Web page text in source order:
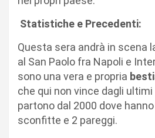
Statistiche e Precedenti:
Questa sera andrà in scena
al San Paolo fra Napoli e
sono una vera e propria
che qui non vince dagli
partono dal 2000 dove
sconfitte e 2 pareggi.